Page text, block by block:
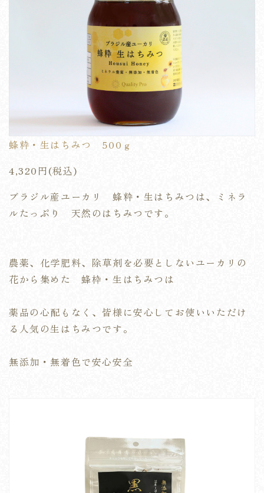
蜂粋・生はちみつ 500ｇ
4,320円(税込)
ブラジル産ユーカリ 蜂粋・生はちみつは、ミネラ
ルたっぷり 天然のはちみつです。
農薬、化学肥料、除草剤を必要としないユーカリの
花から集めた 蜂枠・生はちみつは
薬品の心配もなく、皆様に安心してお使いいただけ
る人気の生はちみつです。
無添加・無着色で安心安全